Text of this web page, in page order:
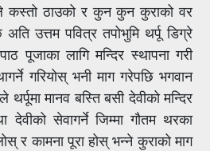
कस्तो ठाउको र कुन कुन कुराको वर
अति उत्तम पवित्र तपोभुमि थर्पू डिग्रे
पूजाका लागि मन्दिर स्थापना गरी
गरियोस् भनी माग गरेपछि भगवान
मानव बस्ति बसी देवीको मन्दिर
देवीको सेवागर्ने जिम्मा गौतम थरका
र कामना पूरा होस् भन्ने कुराको माग